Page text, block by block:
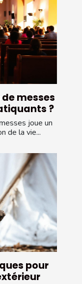
messes
?
joue un
de la vie...
pour